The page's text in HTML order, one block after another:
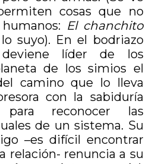
cosas que no
El chanchito
suyo). En el bodriazo
líder de los
de los simios el
camino que lo lleva
con la sabiduría
reconocer las
de un sistema. Su
–es difícil encontrar
relación- renuncia a su